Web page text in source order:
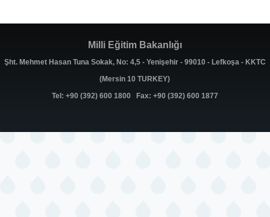
Milli Eğitim Bakanlığı
Şht. Mehmet Hasan Tuna Sokak, No: 4,5 - Yenişehir - 99010 - Lefkoşa - KKTC
(Mersin 10 TURKEY)
Tel: +90 (392) 600 1800 Fax: +90 (392) 600 1877